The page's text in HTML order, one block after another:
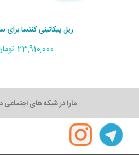
ریل پیکاتینی کنتسا برای
23,910,000 تومان
مارا در شبکه های اجتماعی